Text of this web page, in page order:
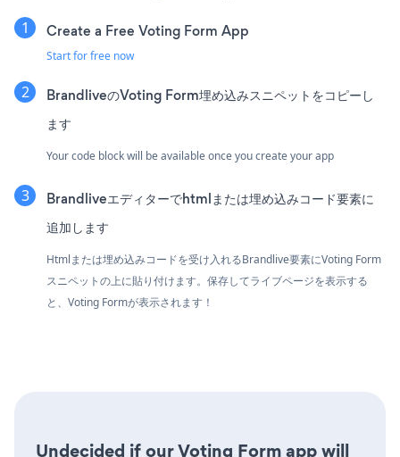
Create a Free Voting Form App
Start for free now
BrandliveのVoting Form埋め込みスニペットをコピーし
ます
Your code block will be available once you create your app
Brandliveエディターでhtmlまたは埋め込みコード要素に
追加します
Htmlまたは埋め込みコードを受け入れるBrandlive要素にVoting Form
スニペットの上に貼り付けます。保存してライブページを表示する
と、Voting Formが表示されます！
Undecided if our Voting Form app will